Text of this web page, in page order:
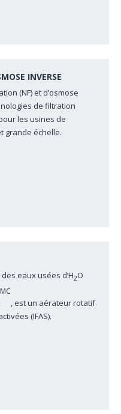
INVERSE
(NF) et d’osmose
de filtration
les usines de
grande échelle.
eaux usées d’H2O
MC
, est un aérateur rotatif
(IFAS).